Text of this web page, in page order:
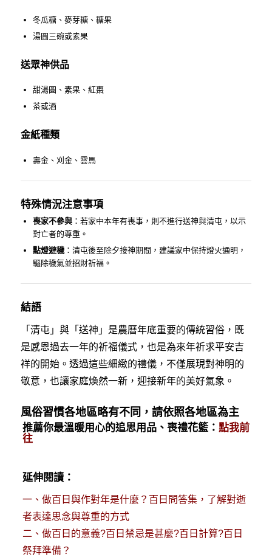
冬瓜糖、麥芽糖、糖果
湯圓三碗或素果
送眾神供品
甜湯圓、素果、紅棗
茶或酒
金紙種類
壽金、刈金、雲馬
特殊情況注意事項
喪家不參與：若家中本年有喪事，則不進行送神與清屯，以示
對亡者的尊重。
點燈避穢：清屯後至除夕接神期間，建議家中保持燈火通明，
驅除穢氣並招財祈福。
結語
「清屯」與「送神」是農曆年底重要的傳統習俗，既
是感恩過去一年的祈福儀式，也是為來年祈求平安吉
祥的開始。透過這些細緻的禮儀，不僅展現對神明的
敬意，也讓家庭煥然一新，迎接新年的美好氣象。
風俗習慣各地區略有不同，請依照各地區為主
推薦你最溫暖用心的追思用品、喪禮花籃： 點我前
往
延伸閱讀：
一、 做百日與作對年是什麼？百日問答集，了解對逝
者表達思念與尊重的方式
二、 做百日的意義?百日禁忌是甚麼?百日計算?百日
祭拜準備？